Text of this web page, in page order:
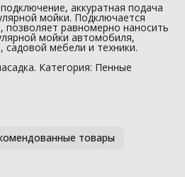
аккуратная подача
мойки. Подключается
позволяет равномерно наносить
мойки автомобиля,
мебели и техники.
Категория: Пенные
товары